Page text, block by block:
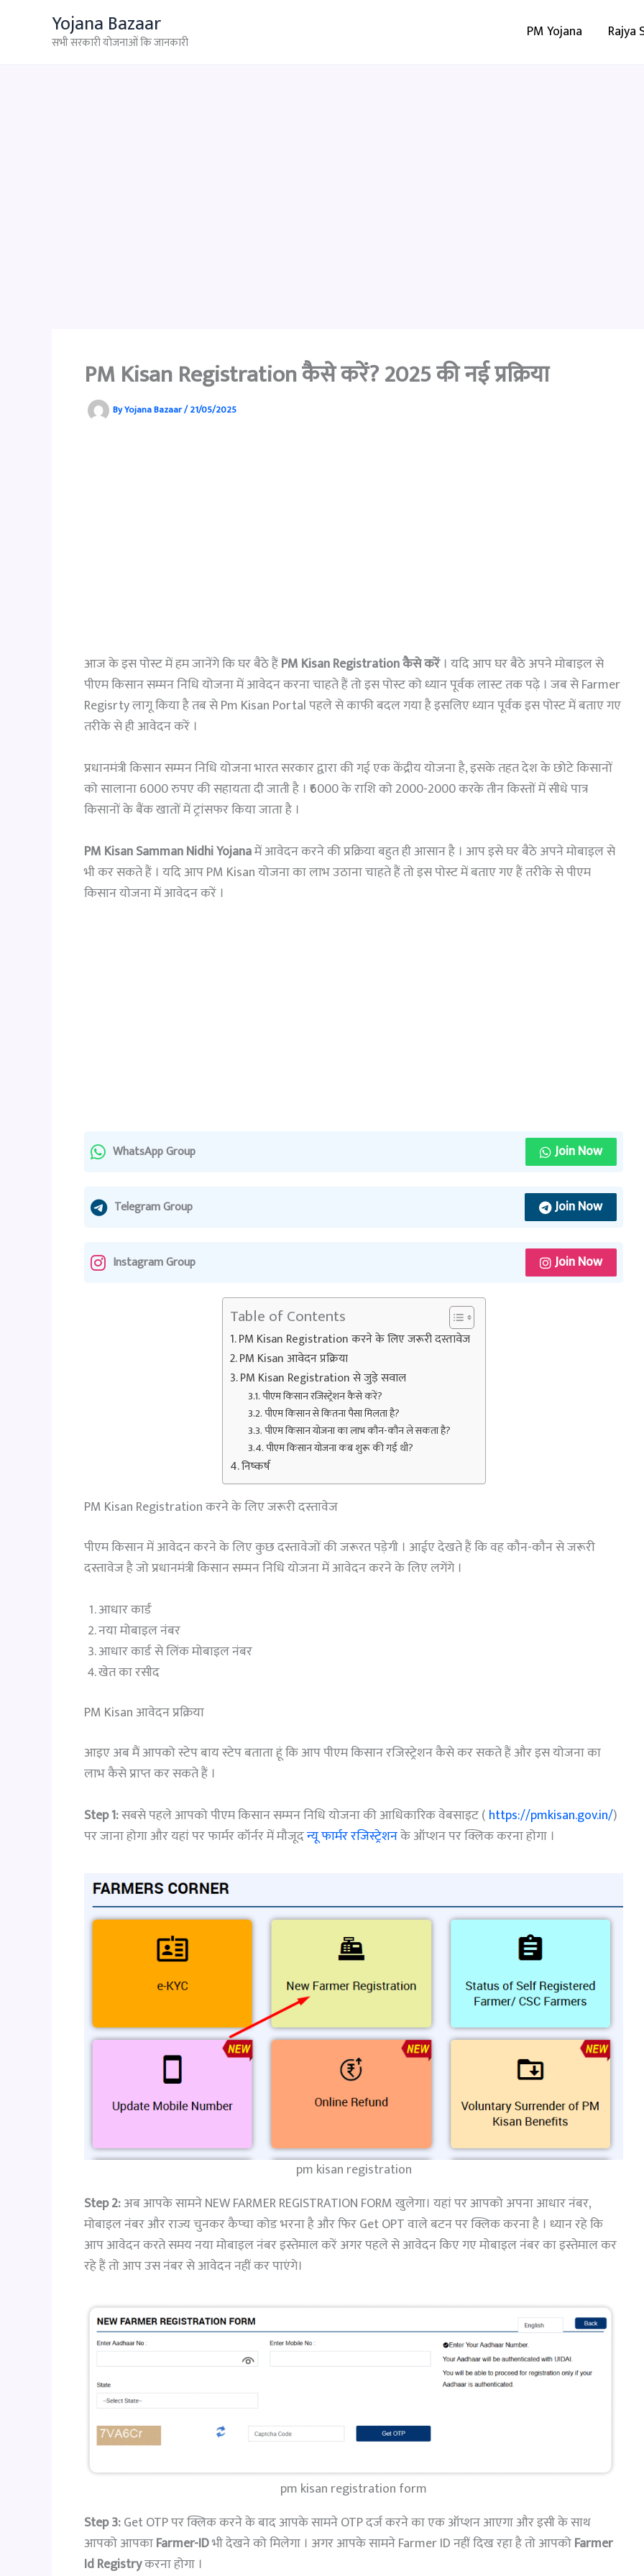
Yojana Bazaar
सभी सरकारी योजनाओं कि जानकारी
PM Yojana Rajya
PM Kisan Registration कैसे करें? 2025 की नई प्रक्रिया
ByYojana Bazaar/21/05/2025
आज के इस पोस्ट में हम जानेंगे कि घर बैठे हैंPM Kisan Registration कैसे करें। यदि आप घर बैठे अपने मोबाइल से
पीएम किसान सम्मन निधि योजना में आवेदन करना चाहते हैं तो इस पोस्ट को ध्यान पूर्वक लास्ट तक पढ़े । जब से Farmer
Regisrty लागू किया है तब से Pm Kisan Portal पहले से काफी बदल गया है इसलिए ध्यान पूर्वक इस पोस्ट में बताए गए
तरीके से ही आवेदन करें ।
प्रधानमंत्री किसान सम्मन निधि योजना भारत सरकार द्वारा की गई एक केंद्रीय योजना है, इसके तहत देश के छोटे किसानों
को सालाना 6000 रुपए की सहायता दी जाती है । ₹6000 के राशि को 2000-2000 करके तीन किस्तों में सीधे पात्र
किसानों के बैंक खातों में ट्रांसफर किया जाता है ।
PM Kisan Samman Nidhi Yojanaमें आवेदन करने की प्रक्रिया बहुत ही आसान है । आप इसे घर बैठे अपने मोबाइल से
भी कर सकते हैं । यदि आप PM Kisan योजना का लाभ उठाना चाहते हैं तो इस पोस्ट में बताए गए हैं तरीके से पीएम
किसान योजना में आवेदन करें ।
WhatsApp Group Join Now
Telegram Group Join Now
Instagram Group Join Now
Table of Contents
PM Kisan Registration करने के लिए जरूरी दस्तावेज
PM Kisan आवेदन प्रक्रिया
PM Kisan Registration से जुड़े सवाल
पीएम किसान रजिस्ट्रेशन कैसे करें?
पीएम किसान से कितना पैसा मिलता है?
पीएम किसान योजना का लाभ कौन-कौन ले सकता है?
पीएम किसान योजना कब शुरू की गई थी?
निष्कर्ष
PM Kisan Registration करने के लिए जरूरी दस्तावेज
पीएम किसान में आवेदन करने के लिए कुछ दस्तावेजों की जरूरत पड़ेगी । आईए देखते हैं कि वह कौन-कौन से जरूरी
दस्तावेज है जो प्रधानमंत्री किसान सम्मन निधि योजना में आवेदन करने के लिए लगेंगे ।
आधार कार्ड
नया मोबाइल नंबर
आधार कार्ड से लिंक मोबाइल नंबर
खेत का रसीद
PM Kisan आवेदन प्रक्रिया
आइए अब मैं आपको स्टेप बाय स्टेप बताता हूं कि आप पीएम किसान रजिस्ट्रेशन कैसे कर सकते हैं और इस योजना का
लाभ कैसे प्राप्त कर सकते हैं ।
Step 1:सबसे पहले आपको पीएम किसान सम्मन निधि योजना की आधिकारिक वेबसाइट ( https://pmkisan.gov.in/)
पर जाना होगा और यहां पर फार्मर कॉर्नर में मौजूदन्यू फार्मर रजिस्ट्रेशनके ऑप्शन पर क्लिक करना होगा ।
pm kisan registration
Step 2:अब आपके सामने NEW FARMER REGISTRATION FORM खुलेगा। यहां पर आपको अपना आधार नंबर,
मोबाइल नंबर और राज्य चुनकर कैप्चा कोड भरना है और फिर Get OPT वाले बटन पर क्लिक करना है । ध्यान रहे कि
आप आवेदन करते समय नया मोबाइल नंबर इस्तेमाल करें अगर पहले से आवेदन किए गए मोबाइल नंबर का इस्तेमाल कर
रहे हैं तो आप उस नंबर से आवेदन नहीं कर पाएंगे।
pm kisan registration form
Step 3:Get OTP पर क्लिक करने के बाद आपके सामने OTP दर्ज करने का एक ऑप्शन आएगा और इसी के साथ
आपको आपकाFarmer-IDभी देखने को मिलेगा । अगर आपके सामने Farmer ID नहीं दिख रहा है तो आपकोFarmer
Id Registryकरना होगा ।